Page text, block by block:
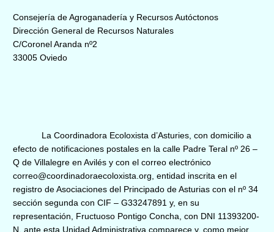
Consejería de Agroganadería y Recursos Autóctonos
Dirección General de Recursos Naturales
C/Coronel Aranda nº2
33005 Oviedo
La Coordinadora Ecoloxista d’Asturies, con domicilio a
efecto de notificaciones postales en la calle Padre Teral nº 26 –
Q de Villalegre en Avilés y con el correo electrónico
correo@coordinadoraecoloxista.org, entidad inscrita en el
registro de Asociaciones del Principado de Asturias con el nº 34
sección segunda con CIF – G33247891 y, en su
representación, Fructuoso Pontigo Concha, con DNI 11393200-
N, ante esta Unidad Administrativa comparece y, como mejor